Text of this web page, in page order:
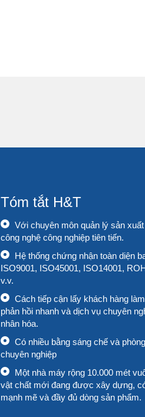
Tóm tắt H&T
Với chuyên môn quản lý sản
công nghệ công nghiệp tiên tiến.
Hệ thống chứng nhận toàn diện
ISO9001, ISO45001, ISO14001,
v.v.
Cách tiếp cận lấy khách hàng
phản hồi nhanh và dịch vụ chuyên
nhân hóa.
Có nhiều bằng sáng chế và
chuyên nghiệp
Một nhà máy rộng 10.000 mét
vật chất mới đang được xây dựng,
mạnh mẽ và đầy đủ dòng sản phẩm.